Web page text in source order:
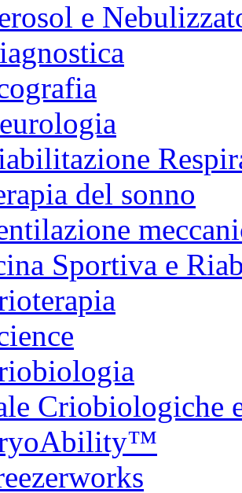
e
del sonno
Sportiva e
Criobiologiche